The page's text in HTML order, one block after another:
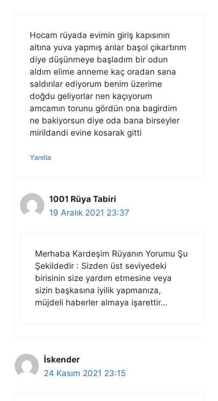
Hocam rüyada evimin giriş kapısının
altına yuva yapmış arılar başol çıkartırım
diye düşünmeye başladım bir odun
aldım elime anneme kaç oradan sana
saldırılar ediyorum benim üzerime
doğdu geliyorlar nen kaçıyorum
amcamın torunu gördün ona bagirdim
ne bakiyorsun diye oda bana birseyler
mirildandi evine kosarak gitti
Yanıtla
1001 Rüya Tabiri
19 Aralık 2021 23:37
Merhaba Kardeşim Rüyanın Yorumu Şu
Şekildedir : Sizden üst seviyedeki
birisinin size yardım etmesine veya
sizin başkasına iyilik yapmanıza,
müjdeli haberler almaya işarettir…
İskender
24 Kasım 2021 23:15